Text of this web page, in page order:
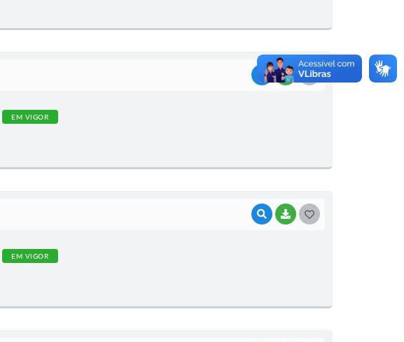
VISUALIZAR
BAIXAR
G
EM VIGOR
VISUALIZAR
BAIXAR
EM VIGOR